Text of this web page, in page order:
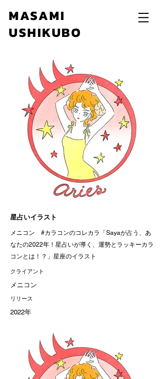
MASAMI
USHIKUBO
星占いイラスト
メニコン #カラコンのコレカラ
「Sayaが占う、あ
なたの2022年！星占いが導く、運勢とラッキーカラ
コンとは！？」星座のイラスト
クライアント
メニコン
リリース
2022年